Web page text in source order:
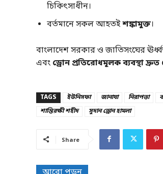
চিকিৎসাধীন।
বর্তমানে সকল আহতইশঙ্কামুক্ত।
বাংলাদেশ সরকার ও জাতিসংঘের
এবং ড্রোন প্রতিরোধমূলক ব্যবস্থা দ্রুত
TAGS ইউনিসফা জানাযা নিরাপত্তা
শান্তিরক্ষী শহীদ
সুদান ড্রোন হামলা
Share